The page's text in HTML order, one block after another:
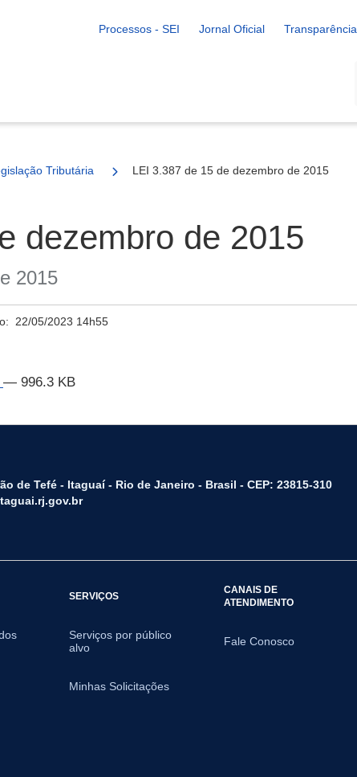
Processos - SEI Jornal Oficial Transparência
Tributária LEI 3.387 de 15 de dezembro de 2015
dezembro de 2015
2015
22/05/2023 14h55
— 996.3 KB
de Tefé - Itaguaí - Rio de Janeiro - Brasil - CEP: 23815-310
SERVIÇOS
Serviços por público
alvo
Minhas Solicitações
CANAIS DE
ATENDIMENTO
Fale Conosco